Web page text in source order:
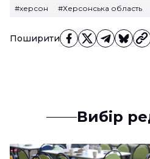
Поширити
#херсон #Херсонська область
Вибір